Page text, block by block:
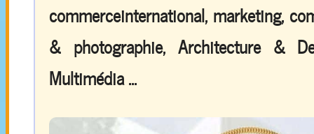
commerceinternational, marketing,
& photographie, Architecture &
Multimédia ...